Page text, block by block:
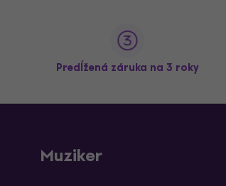
Predĺžená záruka na 3 roky
Muziker